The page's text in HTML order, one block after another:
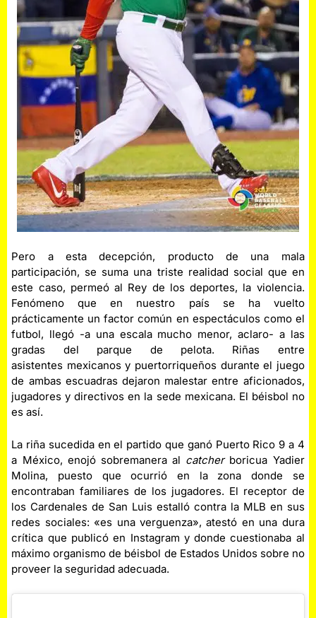
Pero a esta decepción, producto de una mala
participación, se suma una triste realidad social que en
este caso, permeó al Rey de los deportes, la violencia.
Fenómeno que en nuestro país se ha vuelto
prácticamente un factor común en espectáculos como el
futbol, llegó -a una escala mucho menor, aclaro- a las
gradas del parque de pelota. Riñas entre
asistentes mexicanos y puertorriqueños durante el juego
de ambas escuadras dejaron malestar entre aficionados,
jugadores y directivos en la sede mexicana. El béisbol no
es así.
La riña sucedida en el partido que ganó Puerto Rico 9 a 4
a México, enojó sobremanera al catcherboricua Yadier
Molina, puesto que ocurrió en la zona donde se
encontraban familiares de los jugadores. El receptor de
los Cardenales de San Luis estalló contra la MLB en sus
redes sociales: «es una verguenza», atestó en una dura
crítica que publicó en Instagram y donde cuestionaba al
máximo organismo de béisbol de Estados Unidos sobre no
proveer la seguridad adecuada.